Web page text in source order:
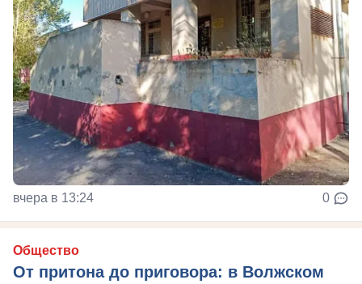
вчера в 13:24 0
Общество
От притона до приговора: в Волжском